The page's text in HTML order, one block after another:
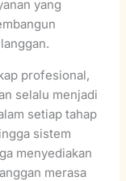
yang
profesional,
selalu menjadi
setiap tahap
sistem
menyediakan
merasa